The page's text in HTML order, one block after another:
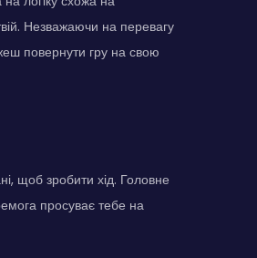
Незважаючи на перевагу
повернути гру на свою
щоб зробити хід. Головне
просуває тебе на